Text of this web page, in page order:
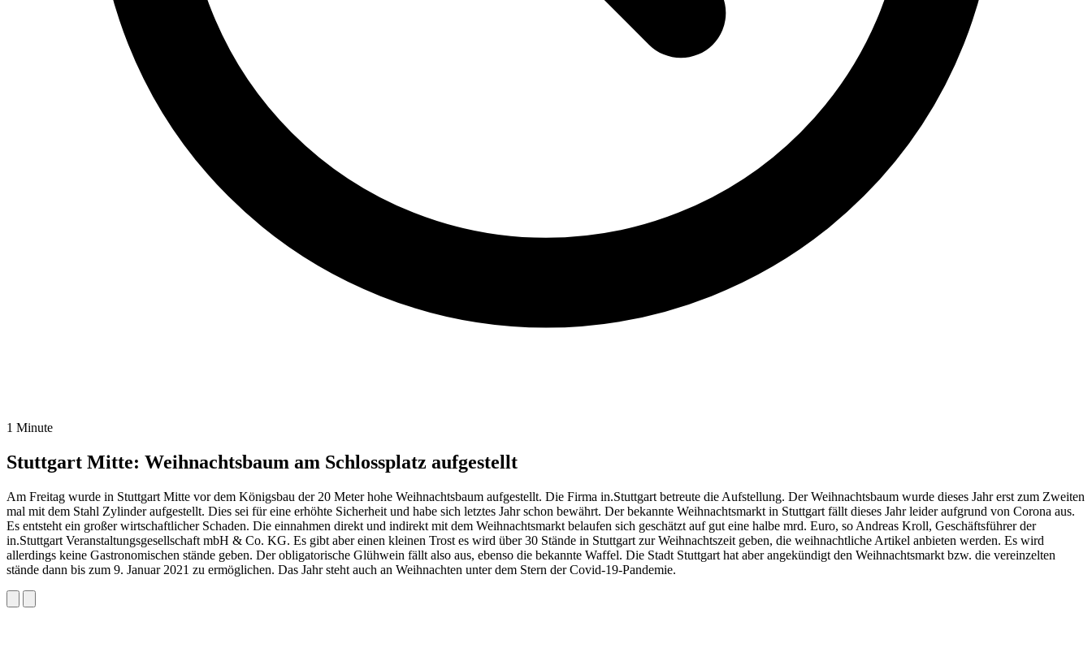
1 Minute
Stuttgart Mitte: Weihnachtsbaum am Schlossplatz aufgestellt
Am Freitag wurde in Stuttgart Mitte vor dem Königsbau der 20 Meter hohe Weihnachtsbaum aufgestellt. Die Firma in.Stuttgart betreute die Aufstellung. Der Weihnachtsbaum wurde dieses Jahr erst zum Zweiten
mal mit dem Stahl Zylinder aufgestellt. Dies sei für eine erhöhte Sicherheit und habe sich letztes Jahr schon bewährt. Der bekannte Weihnachtsmarkt in Stuttgart fällt dieses Jahr leider aufgrund von Corona aus.
Es entsteht ein großer wirtschaftlicher Schaden. Die einnahmen direkt und indirekt mit dem Weihnachtsmarkt belaufen sich geschätzt auf gut eine halbe mrd. Euro, so Andreas Kroll, Geschäftsführer der
in.Stuttgart Veranstaltungsgesellschaft mbH & Co. KG. Es gibt aber einen kleinen Trost es wird über 30 Stände in Stuttgart zur Weihnachtszeit geben, die weihnachtliche Artikel anbieten werden. Es wird
allerdings keine Gastronomischen stände geben. Der obligatorische Glühwein fällt also aus, ebenso die bekannte Waffel. Die Stadt Stuttgart hat aber angekündigt den Weihnachtsmarkt bzw. die vereinzelten
stände dann bis zum 9. Januar 2021 zu ermöglichen. Das Jahr steht auch an Weihnachten unter dem Stern der Covid-19-Pandemie.